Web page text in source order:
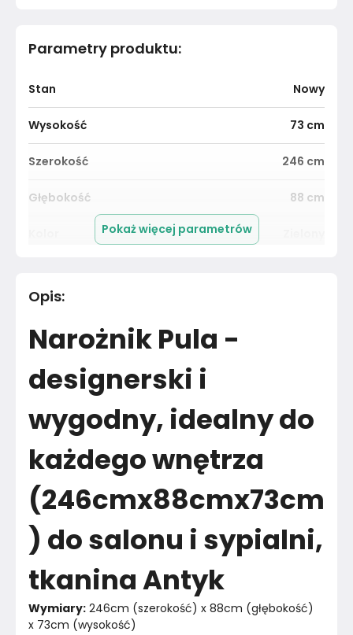
Parametry produktu:
Stan Nowy
Wysokość 73 cm
Szerokość 246 cm
Głębokość 88 cm
Materiał
Kolor
Marka
Montaż Rozłożony
Pokaż więcej parametrów
Opis:
Narożnik Pula -
designerski i
wygodny, idealny do
każdego wnętrza
(246cmx88cmx73cm
) do salonu i sypialni,
tkanina Antyk
Wymiary: 246cm (szerokość) x 88cm (głębokość)
x 73cm (wysokość)